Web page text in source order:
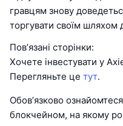
гравцям знову
торгувати своїм
Пов’язані сторінки:
Хочете інвестувати у
Перегляньте це тут.
Обов’язково
блокчейном, на якому